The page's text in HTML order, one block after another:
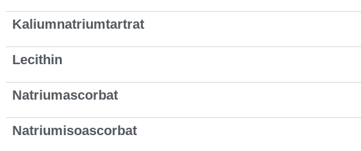
Kaliumnatriumtartrat
Lecithin
Natriumascorbat
Natriumisoascorbat